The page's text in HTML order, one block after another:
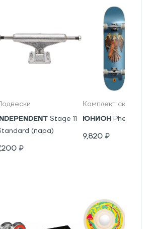
Stage 11
(пара)
₽
Комплект скейтборд
ЮНИОН Phenics
9,820 ₽